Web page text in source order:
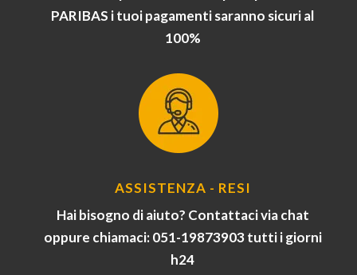
PARIBAS i tuoi pagamenti saranno sicuri al
100%
ASSISTENZA - RESI
Hai bisogno di aiuto? Contattaci via chat
oppure chiamaci: 051-19873903 tutti i giorni
h24